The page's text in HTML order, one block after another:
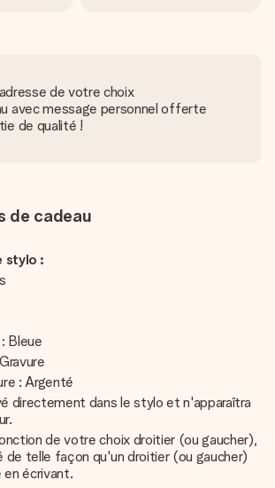
de votre choix
avec message personnel offerte
de qualité !
de cadeau
stylo :
Bleue
: Argenté
directement dans le stylo et n'apparaîtra
de votre choix droitier (ou gaucher),
de telle façon qu'un droitier (ou gaucher)
écrivant.